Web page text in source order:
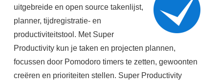
uitgebreide en open source takenlijst,
planner, tijdregistratie- en
productiviteitstool. Met Super
Productivity kun je taken en projecten plannen,
focussen door Pomodoro timers te zetten, gewoonten
creëren en prioriteiten stellen. Super Productivity